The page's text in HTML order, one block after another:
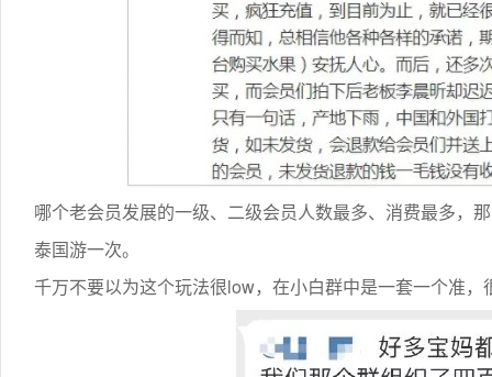
哪个老会员发展的一级、二级会员人数最多、消费最多，
泰国游一次。
千万不要以为这个玩法很low，在小白群中是一套一个准，